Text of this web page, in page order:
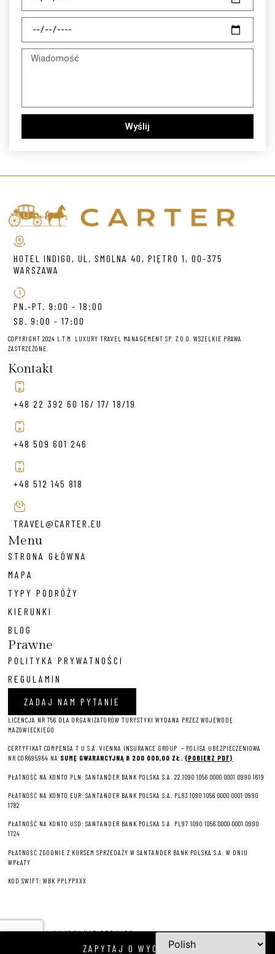
Wyślij
HOTEL INDIGO, UL. SMOLNA 40, PIĘTRO 1, 00-375
WARSZAWA
PN.-PT. 9:00 - 18:00
SB. 9:00 - 17:00
COPYRIGHT 2024 L.T.M. LUXURY TRAVEL MANAGEMENT SP. Z O.O. WSZELKIE PRAWA
ZASTRZEŻONE.
Kontakt
+48 22 392 60 16/ 17/ 18/19
+48 509 601 246
+48 512 145 818
TRAVEL@CARTER.EU
Menu
STRONA GŁÓWNA
MAPA
TYPY PODRÓŻY
KIERUNKI
BLOG
Prawne
POLITYKA PRYWATNOŚCI
REGULAMIN
ZADAJ NAM PYTANIE
LICENCJA NR 756 DLA ORGANIZATORÓW TURYSTYKI WYDANA PRZEZ WOJEWODĘ
MAZOWIECKIEGO
CERTYFIKAT COMPENSA T U S.A. VIENNA INSURANCE GROUP – POLISA UBEZPIECZENIOWA
NR COR695964 NA SUMĘ GWARANCYJNĄ 8 200 000,00 ZŁ. (POBIERZ PDF)
PŁATNOŚĆ NA KONTO PLN: SANTANDER BANK POLSKA S.A. 22 1090 1056 0000 0001 0990 1619
PŁATNOŚĆ NA KONTO EUR: SANTANDER BANK POLSKA S.A. PL83 1090 1056 0000 0001 0990
1782
PŁATNOŚĆ NA KONTO USD: SANTANDER BANK POLSKA S.A. PL97 1090 1056 0000 0001 0990
1724
PŁATNOŚĆ ZGODNIE Z KURSEM SPRZEDAŻY W SANTANDER BANK POLSKA S.A. W DNIU
WPŁATY
KOD SWIFT: WBK PPLPPXXX
PROJEKT I WYKONANIE SERWISU
ZAPYTAJ O WYCIECZKĘ